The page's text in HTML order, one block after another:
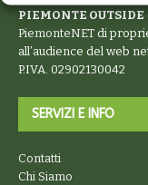
PIEMONTE OUTSIDE
PiemonteNET di
all’audience del web
P.IVA. 02902130042
SERVIZI E INFO
Contatti
Chi Siamo